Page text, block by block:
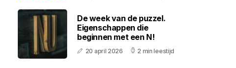
De week van de puzzel.
Eigenschappen die
beginnen met een N!
20 april 2026 2 min leestijd